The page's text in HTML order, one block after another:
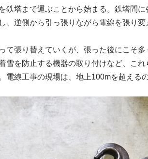
鉄塔まで運ぶことから始まる。鉄塔間
、逆側から引っ張りながら電線を張り変
て張り替えていくが、張った後にこそ
雪を防止する機器の取り付けなど、こ
電線工事の現場は、地上100mを超える